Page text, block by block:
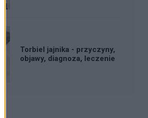
Torbiel jajnika - przyczyny,
objawy, diagnoza, leczenie